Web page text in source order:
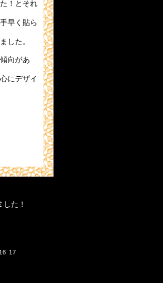
！とそれ
早く貼ら
した。
向があ
にデザイ
た！
16 17